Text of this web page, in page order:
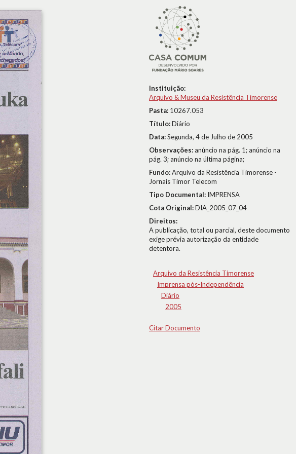
Instituição:
Arquivo & Museu da Resistência Timorense
Pasta: 10267.053
Título:Diário
Data:Segunda, 4 de Julho de 2005
Observações:anúncio na pág. 1; anúncio na
pág. 3; anúncio na última página;
Fundo:Arquivo da Resistência Timorense -
Jornais Timor Telecom
Tipo Documental: IMPRENSA
Cota Original:DIA_2005_07_04
Direitos:
A publicação, total ou parcial, deste documento
exige prévia autorização da entidade
detentora.
Arquivo da Resistência Timorense
Imprensa pós-Independência
Diário
2005
Citar Documento